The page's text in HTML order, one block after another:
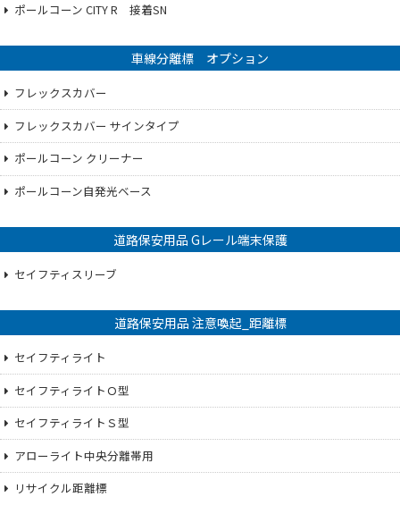
ポールコーン CITY R 接着SN
車線分離標 オプション
フレックスカバー
フレックスカバー サインタイプ
ポールコーン クリーナー
ポールコーン自発光ベース
道路保安用品 Gレール端末保護
セイフティスリーブ
道路保安用品 注意喚起_距離標
セイフティライト
セイフティライトＯ型
セイフティライトＳ型
アローライト中央分離帯用
リサイクル距離標